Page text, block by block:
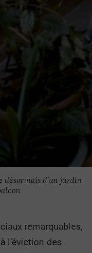
désormais d’un jardin
remarquables,
l’éviction des